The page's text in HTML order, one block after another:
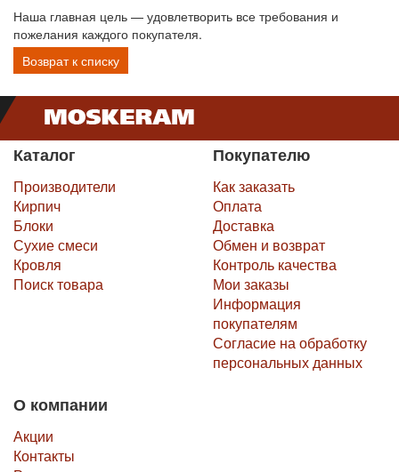
Наша главная цель — удовлетворить все требования и
пожелания каждого покупателя.
Возврат к списку
Каталог
Производители
Кирпич
Блоки
Сухие смеси
Кровля
Поиск товара
Покупателю
Как заказать
Оплата
Доставка
Обмен и возврат
Контроль качества
Мои заказы
Информация
покупателям
Согласие на обработку
персональных данных
О компании
Акции
Контакты